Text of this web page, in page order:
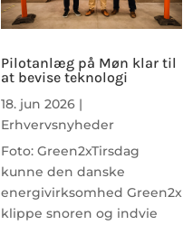
Pilotanlæg på Møn klar til
at bevise teknologi
18. jun 2026|
Erhvervsnyheder
Foto: Green2xTirsdag
kunne den danske
energivirksomhed Green2x
klippe snoren og indvie